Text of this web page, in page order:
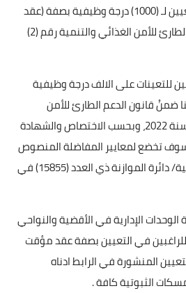
اسماء المتقدمين على التعيين لـ (1000) درجة وظيفية بصفة (عقد
مؤقت) ضمن قانون الدعم الطارئ للأمن الغذائي والتنمية رقم (2)
للتعينات على الالف درجة وظيفية
ضمنْ قانون الدعم الطارئ للأمن
الغذائي والتنمية رقم (2) لسنة 2022، وبحسب الاختصاص والشهادة
تخضع لمعايير المفاضلة المنصوص
عليها في أعمام وزارة المالية/ دائرة الموازنة ذي العدد (15855) في
الإدارية في الأقضية والنواحي
في التعيين بصفة عقد مؤقت
المنشورة في الرابط ادناه
الثبوتية كافة .